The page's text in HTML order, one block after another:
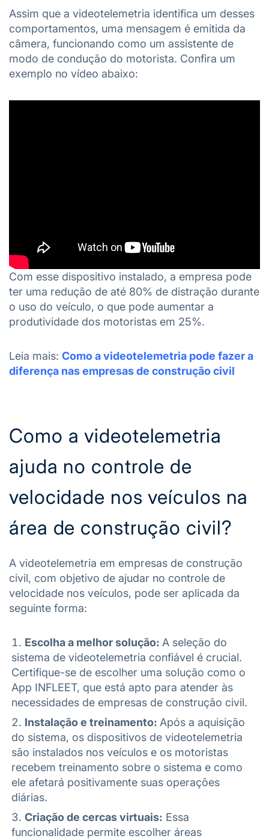
Assim que a videotelemetria identifica um desses
comportamentos, uma mensagem é emitida da
câmera, funcionando como um assistente de
modo de condução do motorista. Confira um
exemplo no vídeo abaixo:
Com esse dispositivo instalado, a empresa pode
ter uma redução de até 80% de distração durante
o uso do veículo, o que pode aumentar a
produtividade dos motoristas em 25%.
Leia mais: Como a videotelemetria pode fazer a
diferença nas empresas de construção civil
Como a videotelemetria
ajuda no controle de
velocidade nos veículos na
área de construção civil?
A videotelemetria em empresas de construção
civil, com objetivo de ajudar no controle de
velocidade nos veículos, pode ser aplicada da
seguinte forma:
Escolha a melhor solução: A seleção do
sistema de videotelemetria confiável é crucial.
Certifique-se de escolher uma solução como o
App INFLEET, que está apto para atender às
necessidades de empresas de construção civil.
Instalação e treinamento: Após a aquisição
do sistema, os dispositivos de videotelemetria
são instalados nos veículos e os motoristas
recebem treinamento sobre o sistema e como
ele afetará positivamente suas operações
diárias.
Criação de cercas virtuais: Essa
funcionalidade permite escolher áreas